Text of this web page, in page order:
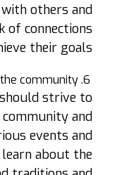
others and
of connections
their goals.
community:
strive to
and
events and
about the